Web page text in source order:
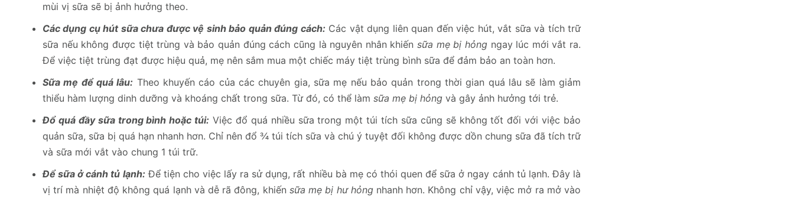
mùi vị sữa sẽ bị ảnh hưởng theo.
Các dụng cụ hút sữa chưa được vệ sinh bảo quản đúng cách: Các vật dụng liên quan đến việc hút, vắt sữa và tích trữ
sữa nếu không được tiệt trùng và bảo quản đúng cách cũng là nguyên nhân khiến sữa mẹ bị hỏng ngay lúc mới vắt ra.
Để việc tiệt trùng đạt được hiệu quả, mẹ nên sắm mua một chiếc máy tiệt trùng bình sữa để đảm bảo an toàn hơn.
Sữa mẹ để quá lâu: Theo khuyến cáo của các chuyên gia, sữa mẹ nếu bảo quản trong thời gian quá lâu sẽ làm giảm
thiểu hàm lượng dinh dưỡng và khoáng chất trong sữa. Từ đó, có thể làm sữa mẹ bị hỏng và gây ảnh hưởng tới trẻ.
Đổ quá đầy sữa trong bình hoặc túi: Việc đổ quá nhiều sữa trong một túi tích sữa cũng sẽ không tốt đối với việc bảo
quản sữa, sữa bị quá hạn nhanh hơn. Chỉ nên đổ ¾ túi tích sữa và chú ý tuyệt đối không được dồn chung sữa đã tích trữ
và sữa mới vắt vào chung 1 túi trữ.
Để sữa ở cánh tủ lạnh: Để tiện cho việc lấy ra sử dụng, rất nhiều bà mẹ có thói quen để sữa ở ngay cánh tủ lạnh. Đây là
vị trí mà nhiệt độ không quá lạnh và dễ rã đông, khiến sữa mẹ bị hư hỏng nhanh hơn. Không chỉ vậy, việc mở ra mở vào